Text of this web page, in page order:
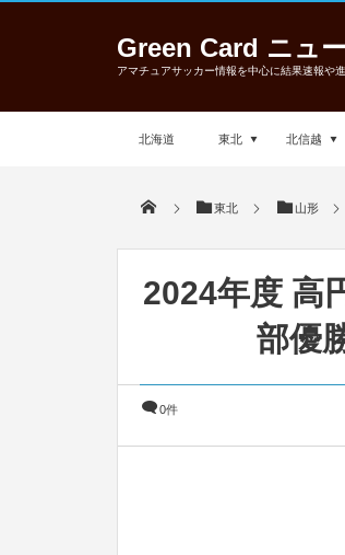
Green Card ニュ
アマチュアサッカー情報を中心に結果速報や
北海道 東北 北信越
東北 山形
2024年度 高
部優
0件